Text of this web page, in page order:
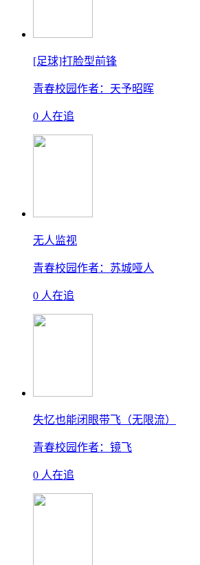
[足球]打脸型前锋
青春校园作者：天予昭晖
0 人在追
无人监视
青春校园作者：苏城哑人
0 人在追
失忆也能闭眼带飞（无限流）
青春校园作者：镜飞
0 人在追